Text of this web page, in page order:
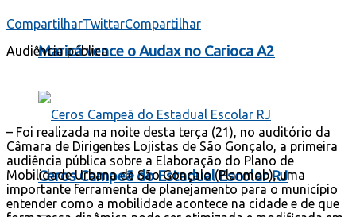
Maricá vence o Audax no Carioca A2
Ceros Campeã do Estadual Escolar RJ
CompartilharTwittarCompartilhar
Audiência pública
– Foi realizada na noite desta terça (21), no auditório da
Câmara de Dirigentes Lojistas de São Gonçalo, a primeira
audiência pública sobre a Elaboração do Plano de
Mobilidade Urbana de São Gonçalo (Planmob), uma
importante ferramenta de planejamento para o município
entender como a mobilidade acontece na cidade e de que